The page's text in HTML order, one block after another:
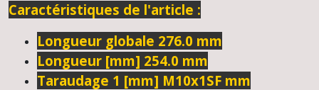
Caractéristiques de l'article :
Longueur globale 276.0 mm
Longueur [mm] 254.0 mm
Taraudage 1 [mm] M10x1SF mm